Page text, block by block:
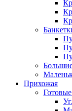
Прихожая